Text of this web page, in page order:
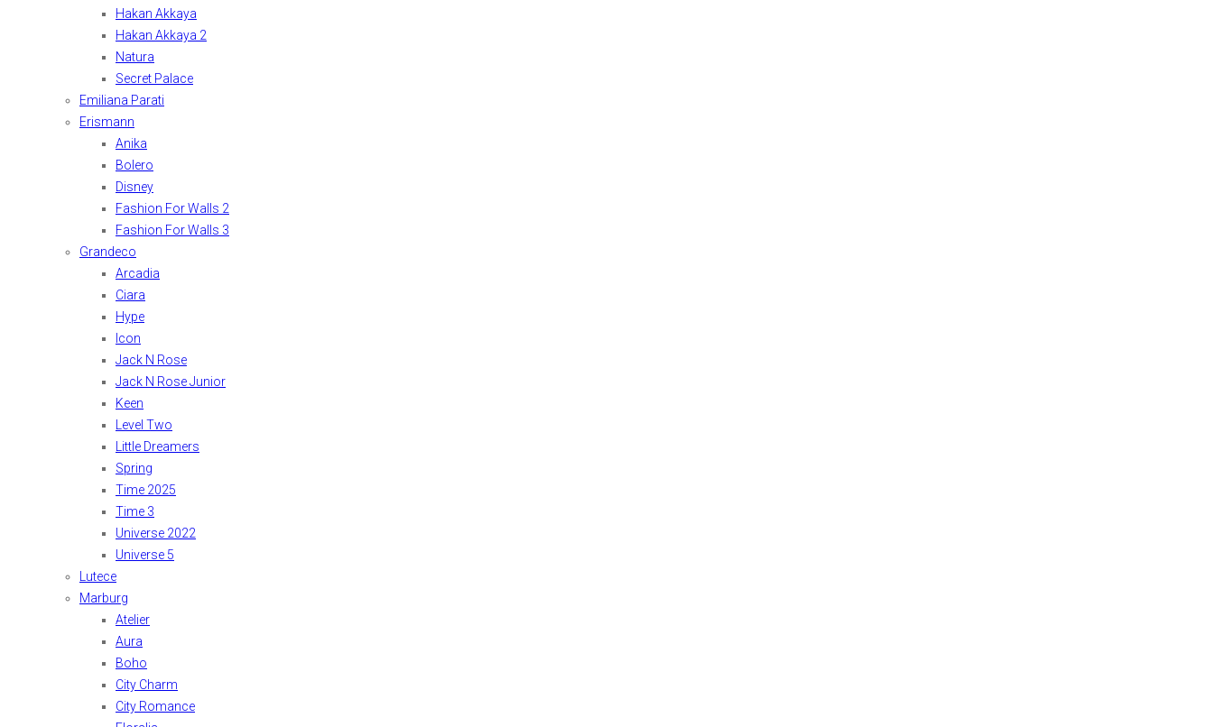
Hakan Akkaya
Hakan Akkaya 2
Natura
Secret Palace
Emiliana Parati
Erismann
Anika
Bolero
Disney
Fashion For Walls 2
Fashion For Walls 3
Grandeco
Arcadia
Ciara
Hype
Icon
Jack N Rose
Jack N Rose Junior
Keen
Level Two
Little Dreamers
Spring
Time 2025
Time 3
Universe 2022
Universe 5
Lutece
Marburg
Atelier
Aura
Boho
City Charm
City Romance